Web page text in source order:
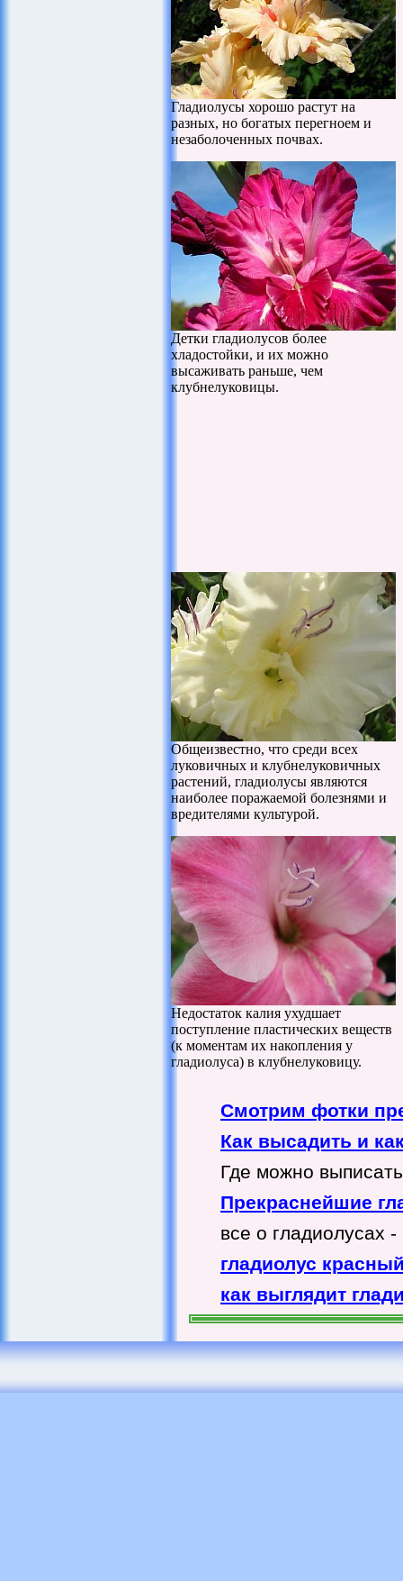
Гладиолусы хорошо растут на
разных, но богатых перегноем и
незаболоченных почвах.
Детки гладиолусов более
хладостойки, и их можно
высаживать раньше, чем
клубнелуковицы.
Общеизвестно, что среди всех
луковичных и клубнелуковичных
растений, гладиолусы являются
наиболее поражаемой болезнями и
вредителями культурой.
Недостаток калия ухудшает
поступление пластических веществ
(к моментам их накопления у
гладиолуса) в клубнелуковицу.
Смотрим фотки
Как высадить и
Где можно
Прекраснейшие
все о гладиолусах
гладиолус
как выглядит